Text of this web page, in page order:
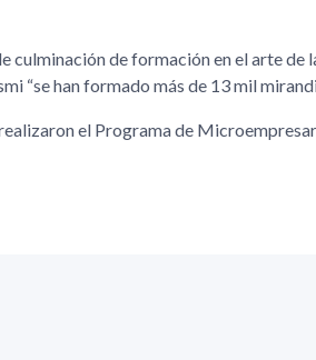
de formación en el arte de
se han formado más de 13 mil